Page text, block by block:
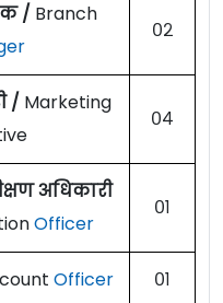
/ Branch
०२
/ Marketing
०४
अधिकारी
Officer
०१
Officer ०१